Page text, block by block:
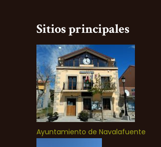
Sitios principales
Ayuntamiento de Navalafuente